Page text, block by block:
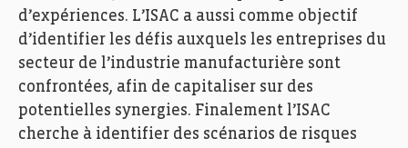
d’expériences. L’ISAC a aussi comme objectif
d’identifier les défis auxquels les entreprises du
secteur de l’industrie manufacturière sont
confrontées, afin de capitaliser sur des
potentielles synergies. Finalement l’ISAC
cherche à identifier des scénarios de risques